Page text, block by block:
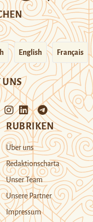
English Français
UNS
RUBRIKEN
Über uns
Redaktionscharta
Unser Team
Unsere Partner
Impressum